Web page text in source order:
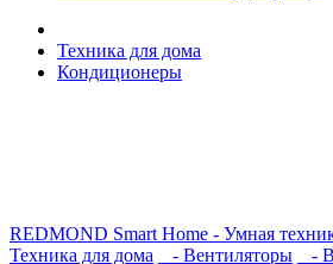
Техника для дома
Кондиционеры
REDMOND Smart Home - Умная
Техника для дома
- Вентиляторы -